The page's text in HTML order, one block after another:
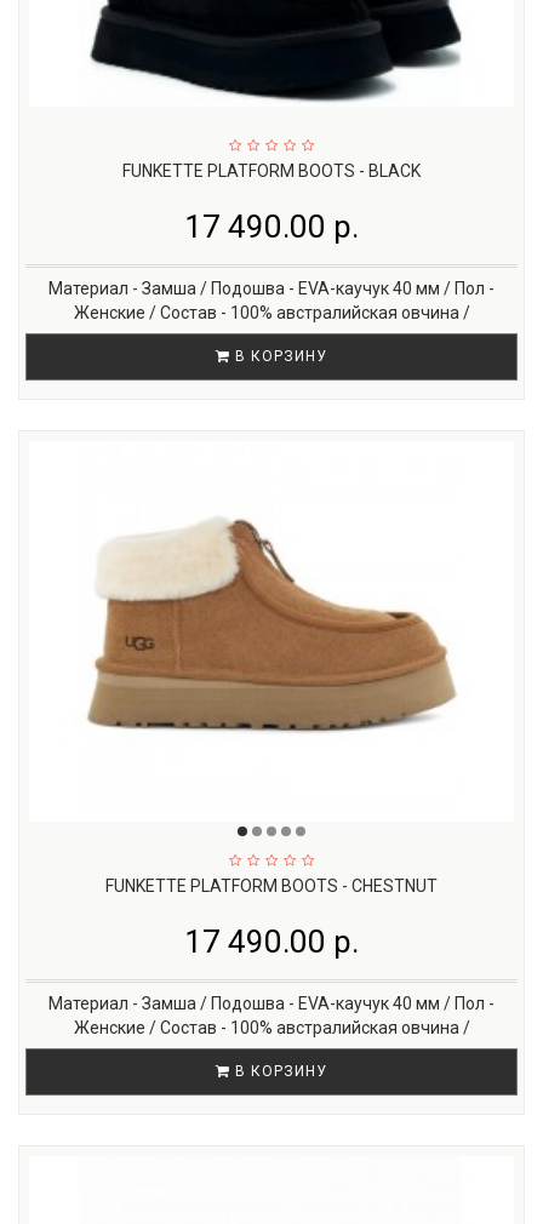
FUNKETTE PLATFORM BOOTS - BLACK
17 490.00 р.
Материал - Замша / Подошва - EVA-каучук 40 мм / Пол -
Женские / Состав - 100% австралийская овчина /
В КОРЗИНУ
FUNKETTE PLATFORM BOOTS - CHESTNUT
17 490.00 р.
Материал - Замша / Подошва - EVA-каучук 40 мм / Пол -
Женские / Состав - 100% австралийская овчина /
В КОРЗИНУ